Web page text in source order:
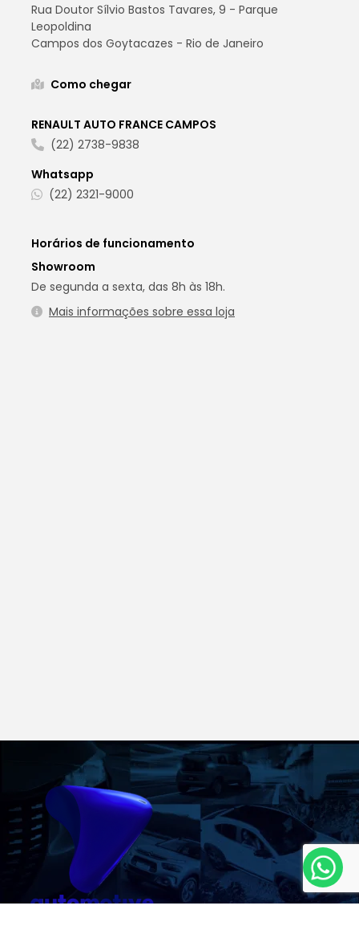
Rua Doutor Sílvio Bastos Tavares, 9 - Parque
Leopoldina
Campos dos Goytacazes - Rio de Janeiro
Como chegar
RENAULT AUTO FRANCE CAMPOS
(22) 2738-9838
Whatsapp
(22) 2321-9000
Horários de funcionamento
Showroom
De segunda a sexta, das 8h às 18h.
Mais informações sobre essa loja